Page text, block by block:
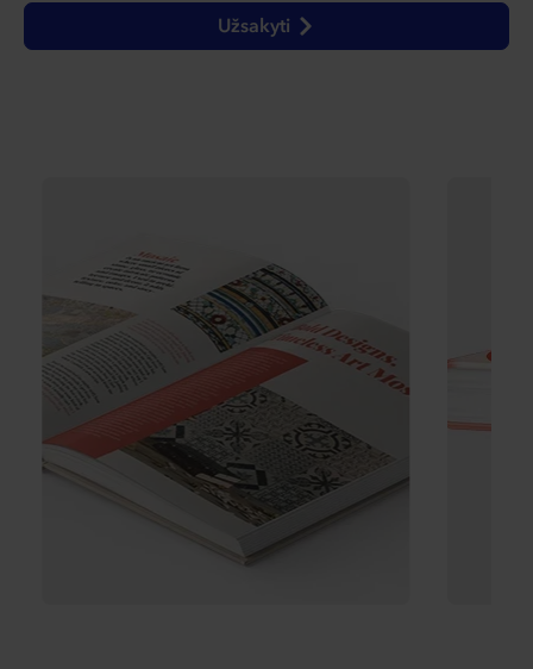
Užsakyti